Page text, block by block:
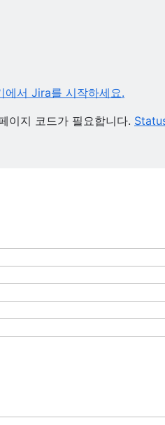
에서 Jira를 시작하세요.
이지 코드가 필요합니다.